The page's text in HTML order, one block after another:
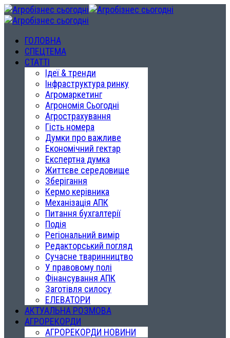
ГОЛОВНА
СПЕЦТЕМА
СТАТТІ
Ідеї & тренди
Інфраструктура ринку
Агромаркетинг
Агрономія Сьогодні
Агрострахування
Гість номера
Думки про важливе
Економічний гектар
Експертна думка
Життєве середовище
Зберігання
Кермо керівника
Механізація АПК
Питання бухгалтерії
Подія
Регіональний вимір
Редакторський погляд
Сучасне тваринництво
У правовому полі
Фінансування АПК
Заготівля силосу
ЕЛЕВАТОРИ
АКТУАЛЬНА РОЗМОВА
АГРОРЕКОРДИ
АГРОРЕКОРДИ НОВИНИ